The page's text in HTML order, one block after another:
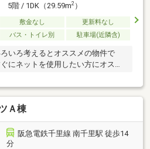
5階 / 1DK（29.59m2）
敷金なし
更新料なし
バス・トイレ別 駐車場(近隣含)
いろ考えるとオススメの物件で
にネットを使用したい方にオスス
Ａ棟
阪急電鉄千里線 南千里駅 徒歩14
分